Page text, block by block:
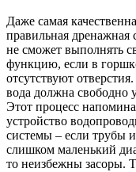
Даже самая
правильная дренажная
не сможет выполнять
функцию, если в
отсутствуют
вода должна свободно
Этот процесс
устройство
системы – если трубы
слишком маленький
то неизбежны засоры.